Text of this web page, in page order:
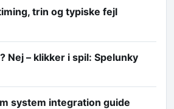
trin og typiske fejl
Nej – klikker i spil: Spelunky
system integration guide